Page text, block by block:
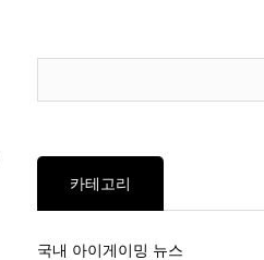
카테고리
국내 아이게이밍 뉴스